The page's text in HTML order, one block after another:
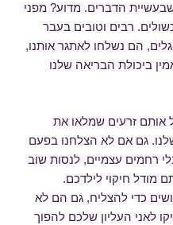
הדברים. מדוע? מפני
רבים וטובים בעבר
הם נשלחו לאתגר אותנו,
ביכולת הבריאה שלנו
זרעים שמלאו את
גם אם לא הצלחנו בפעם
רחמים עצמיים, לנסות שוב
מודל חיקוי לילדכם.
כדי להצליח, גם הם לא
לאני העליון שלכם להפוך